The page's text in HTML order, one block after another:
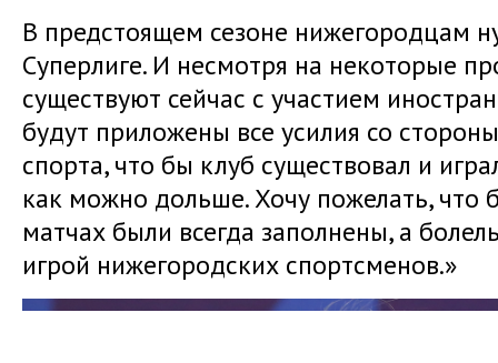
В предстоящем сезоне нижегородцам
Суперлиге. И несмотря на некоторые
существуют сейчас с участием
будут приложены все усилия со
спорта, что бы клуб существовал и
как можно дольше. Хочу пожелать,
матчах были всегда заполнены, а
игрой нижегородских спортсменов.»